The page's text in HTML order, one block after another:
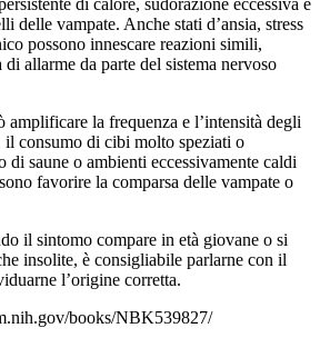
delle vampate. Anche stati d’ansia, stress
possono innescare reazioni simili,
allarme da parte del sistema nervoso
la frequenza e l’intensità degli
il consumo di cibi molto speziati o
di saune o ambienti eccessivamente caldi
favorire la comparsa delle vampate o
il sintomo compare in età giovane o si
insolite, è consigliabile parlarne con il
l’origine corretta.
books/NBK539827/